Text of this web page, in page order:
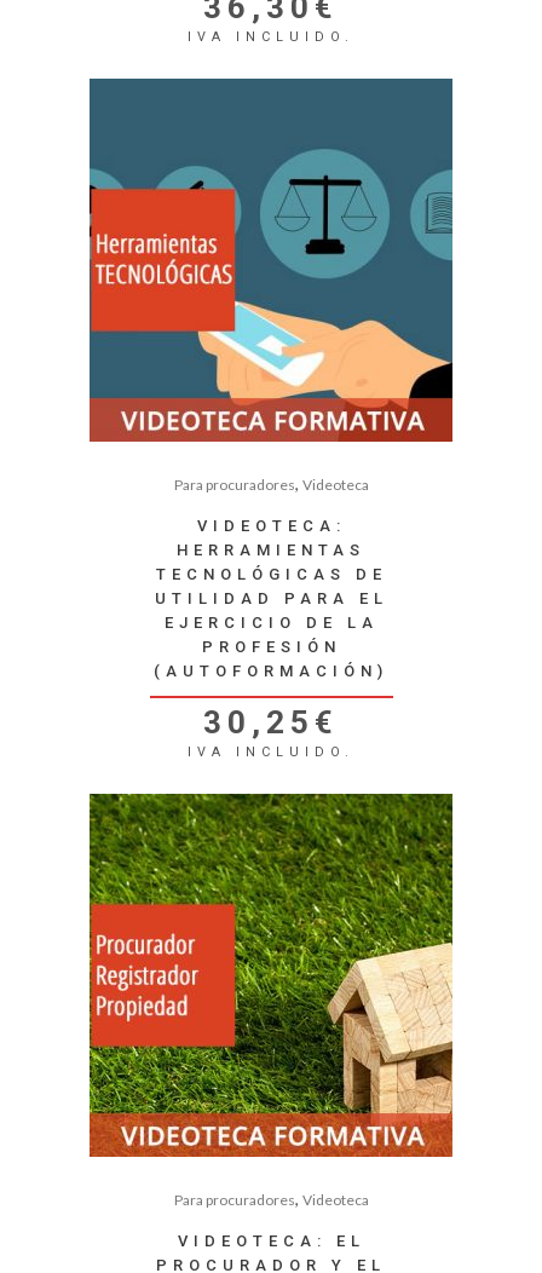
36,30 €
IVA INCLUIDO.
Para procuradores, Videoteca
VIDEOTECA:
HERRAMIENTAS
TECNOLÓGICAS DE
UTILIDAD PARA EL
EJERCICIO DE LA
PROFESIÓN
(AUTOFORMACIÓN)
30,25 €
IVA INCLUIDO.
Para procuradores, Videoteca
VIDEOTECA: EL
PROCURADOR Y EL